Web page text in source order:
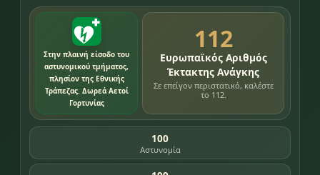
Στην πλαινή είσοδο του
αστυνομικού τμήματος,
πλησίον της Εθνικής
Τράπεζας. Δωρεά Αετοί
Γορτυνίας
112
Ευρωπαϊκός Αριθμός
Έκτακτης Ανάγκης
Σε επείγον περιστατικό, καλέστε
το 112.
100
Αστυνομία